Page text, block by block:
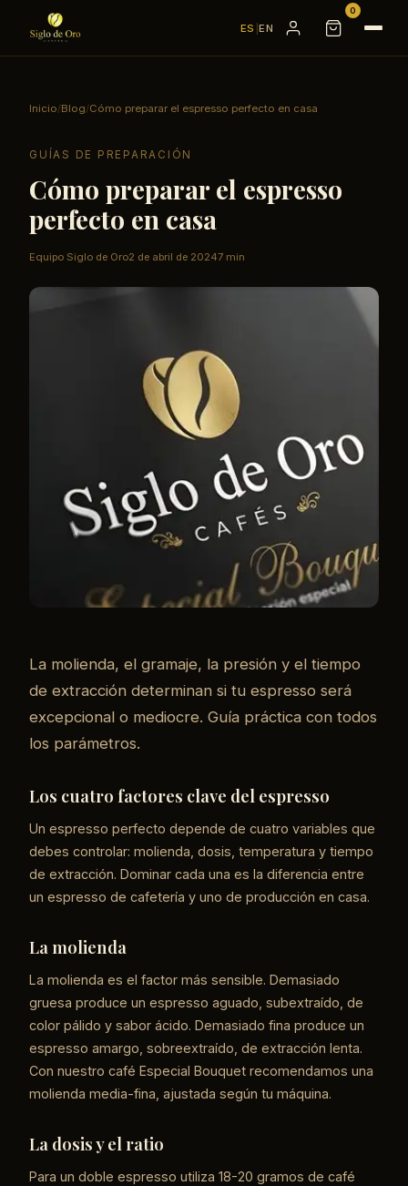
ES |EN
0
Inicio/Blog/Cómo preparar el espresso perfecto en casa
GUÍAS DE PREPARACIÓN
Cómo preparar el espresso
perfecto en casa
Equipo Siglo de Oro2 de abril de 20247 min
La molienda, el gramaje, la presión y el tiempo
de extracción determinan si tu espresso será
excepcional o mediocre. Guía práctica con todos
los parámetros.
Los cuatro factores clave del espresso
Un espresso perfecto depende de cuatro variables que
debes controlar: molienda, dosis, temperatura y tiempo
de extracción. Dominar cada una es la diferencia entre
un espresso de cafetería y uno de producción en casa.
La molienda
La molienda es el factor más sensible. Demasiado
gruesa produce un espresso aguado, subextraído, de
color pálido y sabor ácido. Demasiado fina produce un
espresso amargo, sobreextraído, de extracción lenta.
Con nuestro café Especial Bouquet recomendamos una
molienda media-fina, ajustada según tu máquina.
La dosis y el ratio
Para un doble espresso utiliza 18-20 gramos de café